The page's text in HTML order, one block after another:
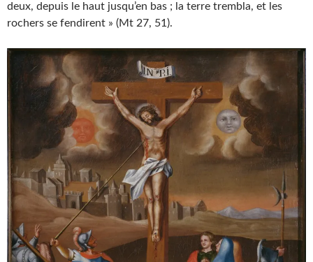
deux, depuis le haut jusqu’en bas ; la terre trembla, et les
rochers se fendirent » (Mt 27, 51).